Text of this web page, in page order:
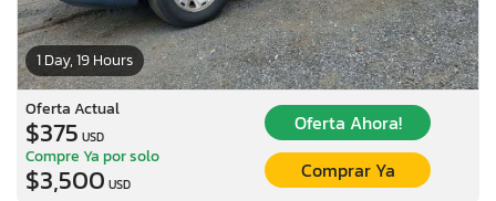
1 Day, 19 Hours
Oferta Actual
$375 USD
Oferta Ahora!
Compre Ya por solo
$3,500 USD
Comprar Ya